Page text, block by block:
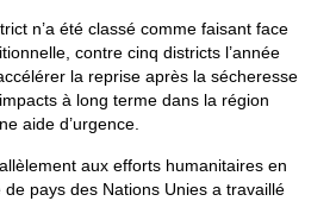
n’a été classé comme faisant face
contre cinq districts l’année
la reprise après la sécheresse
à long terme dans la région
aide d’urgence.
aux efforts humanitaires en
pays des Nations Unies a travaillé